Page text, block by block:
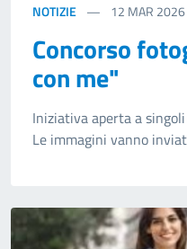
NOTIZIE 12 MAR 2026
Concorso
con me"
Iniziativa aperta a
Le immagini vanno